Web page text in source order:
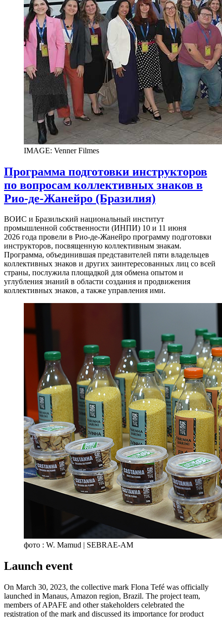
IMAGE: Venner Filmes
Программа подготовки инструкторов
по вопросам коллективных знаков в
Рио-де-Жанейро (Бразилия)
ВОИС и Бразильский национальный институт
промышленной собственности (ИНПИ) 10 и 11 июня
2026 года провели в Рио-де-Жанейро программу подготовки
инструкторов, посвященную коллективным знакам.
Программа, объединившая представителей пяти владельцев
коллективных знаков и других заинтересованных лиц со всей
страны, послужила площадкой для обмена опытом и
углубления знаний в области создания и продвижения
коллективных знаков, а также управления ими.
фото : W. Mamud | SEBRAE-AM
Launch event
On March 30, 2023, the collective mark Flona Tefé was officially
launched in Manaus, Amazon region, Brazil. The project team,
members of APAFE and other stakeholders celebrated the
registration of the mark and discussed its importance for product